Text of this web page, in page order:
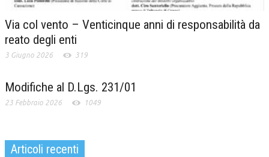
Via col vento – Venticinque anni di responsabilità da
reato degli enti
3 Giugno 2026 319
Modifiche al D.Lgs. 231/01
23 Febbraio 2026 1049
Articoli recenti